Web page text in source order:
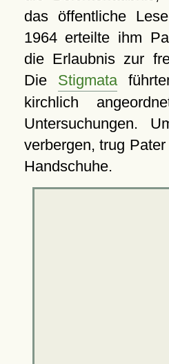
das öffentliche
1964 erteilte ihm
die Erlaubnis zur
Die Stigmata
kirchlich
Untersuchungen.
verbergen, trug
Handschuhe.